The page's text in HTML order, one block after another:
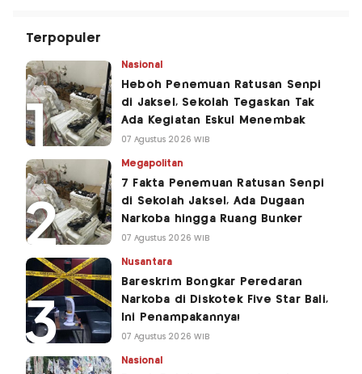
Terpopuler
Nasional
Heboh Penemuan Ratusan Senpi
di Jaksel, Sekolah Tegaskan Tak
Ada Kegiatan Eskul Menembak
07 Agustus 2026 WIB
Megapolitan
7 Fakta Penemuan Ratusan Senpi
di Sekolah Jaksel, Ada Dugaan
Narkoba hingga Ruang Bunker
07 Agustus 2026 WIB
Nusantara
Bareskrim Bongkar Peredaran
Narkoba di Diskotek Five Star Bali,
Ini Penampakannya!
07 Agustus 2026 WIB
Nasional